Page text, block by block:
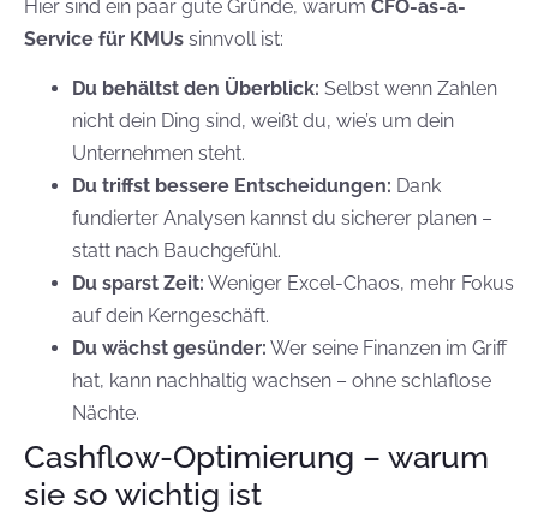
Hier sind ein paar gute Gründe, warum CFO-as-a-
Service für KMUs sinnvoll ist:
Du behältst den Überblick: Selbst wenn Zahlen
nicht dein Ding sind, weißt du, wie’s um dein
Unternehmen steht.
Du triffst bessere Entscheidungen: Dank
fundierter Analysen kannst du sicherer planen –
statt nach Bauchgefühl.
Du sparst Zeit: Weniger Excel-Chaos, mehr Fokus
auf dein Kerngeschäft.
Du wächst gesünder: Wer seine Finanzen im Griff
hat, kann nachhaltig wachsen – ohne schlaflose
Nächte.
Cashflow-Optimierung – warum
sie so wichtig ist